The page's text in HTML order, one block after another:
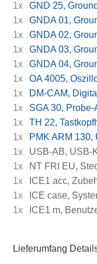
1x
GND 25,
1x
GNDA 01,
1x
GNDA 02,
1x
GNDA 03,
1x
GNDA 04,
1x
OA 4005,
1x
DM-CAM,
1x
SGA 30, Probe-
1x
TH 22,
1x
PMK ARM
1x
USB-AB, USB-
1x
NT FRI EU,
1x
ICE1 acc,
1x
ICE case,
1x
ICE1 m,
Lieferumfang